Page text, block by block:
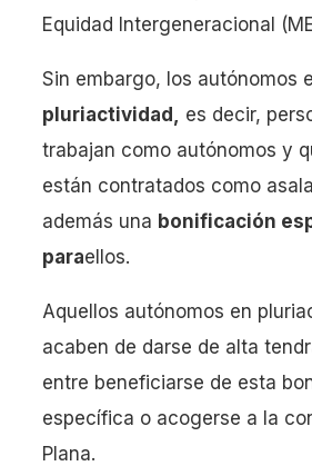
Equidad Intergeneracional
Sin embargo, los autónomos
pluriactividad,
es decir,
trabajan como autónomos y
están contratados como
además una bonificación
paraellos.
Aquellos autónomos en
acaben de darse de alta
entre beneficiarse de esta
específica o acogerse a la
Plana.